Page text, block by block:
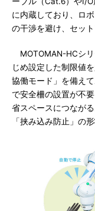
に内蔵しており、ロ
の干渉を避け、セッ
MOTOMAN-HCシ
じめ設定した制限値
協働モード」を備え
で安全柵の設置が不
省スペースにつなが
「挟み込み防止」の